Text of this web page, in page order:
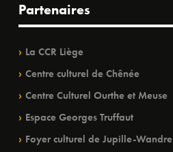
Partenaires
La CCR Liège
Centre culturel de Chênée
Centre Culturel Ourthe et Meuse
Espace Georges Truffaut
Foyer culturel de Jupille-Wandre